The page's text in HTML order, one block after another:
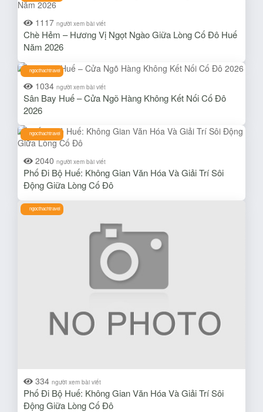
1117 người xem bài viết
Chè Hẻm – Hương Vị Ngọt Ngào Giữa Lòng Cố Đô Huế
Năm 2026
ngocthachtravel
1034 người xem bài viết
Sân Bay Huế – Cửa Ngõ Hàng Không Kết Nối Cố Đô
2026
ngocthachtravel
2040 người xem bài viết
Phố Đi Bộ Huế: Không Gian Văn Hóa Và Giải Trí Sôi
Động Giữa Lòng Cố Đô
ngocthachtravel
334 người xem bài viết
Phố Đi Bộ Huế: Không Gian Văn Hóa Và Giải Trí Sôi
Động Giữa Lòng Cố Đô